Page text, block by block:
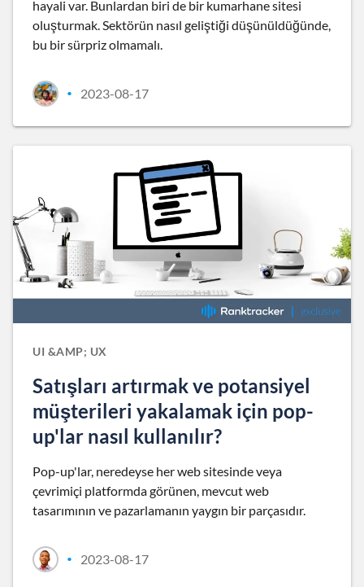
hayali var. Bunlardan biri de bir kumarhane sitesi
oluşturmak. Sektörün nasıl geliştiği düşünüldüğünde,
bu bir sürpriz olmamalı.
• 2023-08-17
UI &AMP; UX
Satışları artırmak ve potansiyel
müşterileri yakalamak için pop-
up'lar nasıl kullanılır?
Pop-up'lar, neredeyse her web sitesinde veya
çevrimiçi platformda görünen, mevcut web
tasarımının ve pazarlamanın yaygın bir parçasıdır.
• 2023-08-17